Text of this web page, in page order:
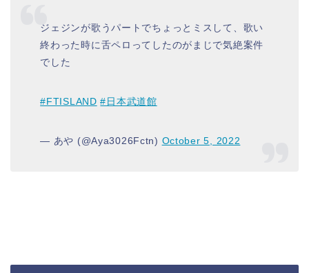
ジェジンが歌うパートでちょっとミスして、歌い
終わった時に舌ペロってしたのがまじで気絶案件
でした
#FTISLAND #日本武道館
— あや (@Aya3026Fctn) October 5, 2022